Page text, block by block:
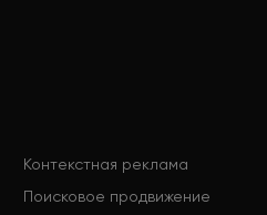
Контекстная реклама
Поисковое продвижение